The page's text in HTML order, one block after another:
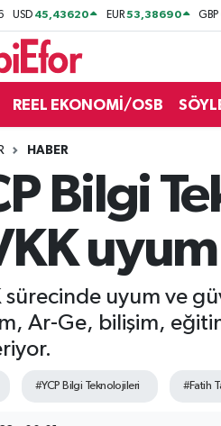
USD 45,43620 EUR53,38690 GBP
REEL EKONOMİ/OSB
HABER
Bilgi
sürecinde uyum ve
Ar-Ge, bilişim,
#YCP Bilgi Teknolojileri #Fatih